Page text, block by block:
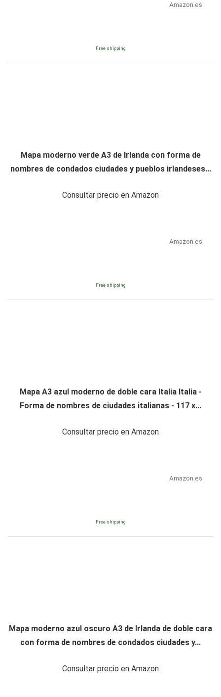
Amazon.es
Free shipping
Mapa moderno verde A3 de Irlanda con forma de
nombres de condados ciudades y pueblos irlandeses...
Consultar precio en Amazon
Amazon.es
Free shipping
Mapa A3 azul moderno de doble cara Italia Italia -
Forma de nombres de ciudades italianas - 117 x...
Consultar precio en Amazon
Amazon.es
Free shipping
Mapa moderno azul oscuro A3 de Irlanda de doble cara
con forma de nombres de condados ciudades y...
Consultar precio en Amazon